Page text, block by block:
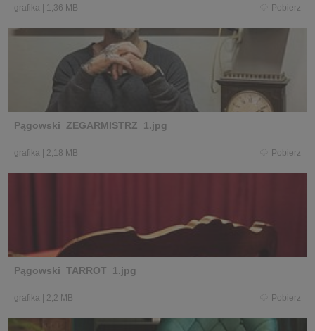
grafika 1,36 MB Pobierz
Pągowski_ZEGARMISTRZ_1.jpg
grafika 2,18 MB Pobierz
Pągowski_TARROT_1.jpg
grafika 2,2 MB Pobierz